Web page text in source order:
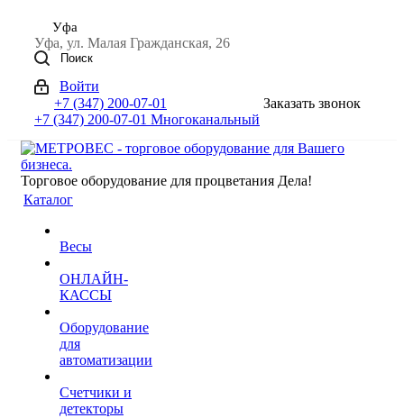
Уфа
Уфа, ул. Малая Гражданская, 26
Поиск
Войти
+7 (347) 200-07-01
+7 (347) 200-07-01 Многоканальный
Заказать звонок
Торговое оборудование для процветания Дела!
Каталог
Весы
ОНЛАЙН-
КАССЫ
Оборудование
для
автоматизации
Счетчики и
детекторы